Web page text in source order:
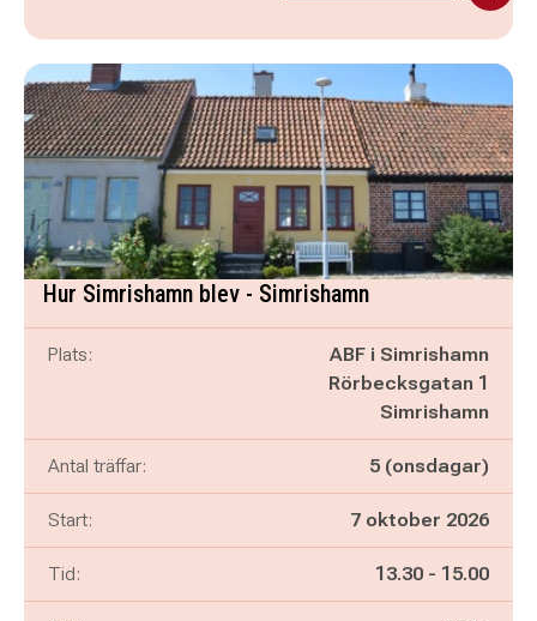
Hur Simrishamn blev - Simrishamn
Plats:
ABF i Simrishamn
Rörbecksgatan 1
Simrishamn
Antal träffar: 5 (onsdagar)
Start: 7 oktober 2026
Tid: Pågår mellan
13.30 - och
15.00